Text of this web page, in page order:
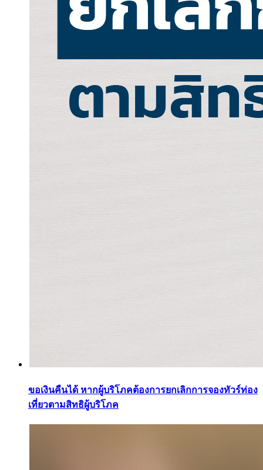
ขอเงินคืนได้ หากผู้บริโภคต้องการยกเลิกการจองทัวร์ท่อง
เที่ยวตามสิทธิผู้บริโภค